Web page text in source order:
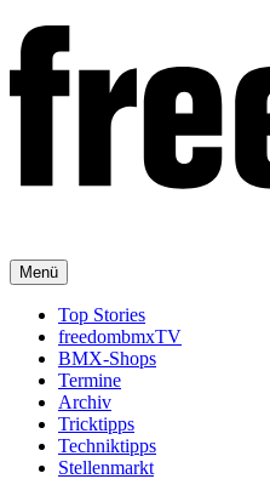
Menü
Top Stories
freedombmxTV
BMX-Shops
Termine
Archiv
Tricktipps
Techniktipps
Stellenmarkt